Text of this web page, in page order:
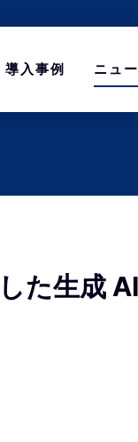
導入事例 ニュ
た生成